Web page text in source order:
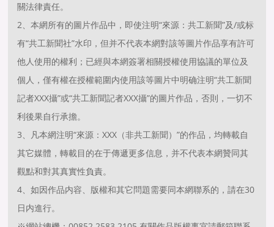
關法律責任。
2、本網所有的圖片作品中，即使注明“來源：共工新聞”及/或标
有“共工新聞社”水印，但并不代表本網對該等圖片作品享有許可
他人使用的權利；已經與本網簽署相關授權使用協議的單位及
個人，僅有權在授權範圍内使用該等圖片中明确注明“共工新聞
記者XXX攝”或“共工新聞記者XXX攝”的圖片作品，否則，一切不
利後果自行承擔。
3、凡本網注明“來源：XXX（非共工新聞）”的作品，均轉載自
其它媒體，轉載目的在于傳遞更多信息，并不代表本網贊同其
觀點和對其真實性負責。
4、如因作品内容、版權和其它問題需要同本網聯系的，請在30
日内進行。